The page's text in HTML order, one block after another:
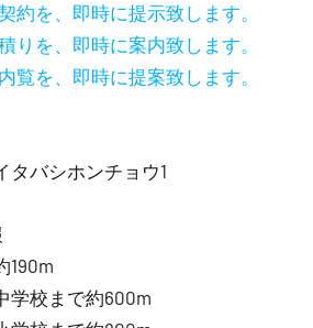
約を、即時に提示致します。
りを、即時に案内致します。
覧を、即時に提案致します。
タバシホンチョウ1
190m
学校まで約600m